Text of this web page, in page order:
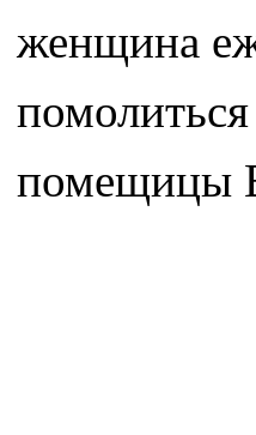
женщина
помещицы